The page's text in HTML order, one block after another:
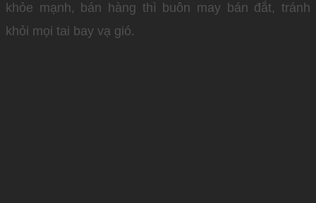
khỏe mạnh, bán hàng thì buôn may bán đắt, tránh
khỏi mọi tai bay vạ gió.